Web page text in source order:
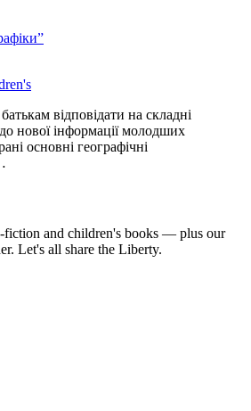
відповідати на складні
нової інформації молодших
основні географічні
and children's books — plus our
Let's all share the Liberty.